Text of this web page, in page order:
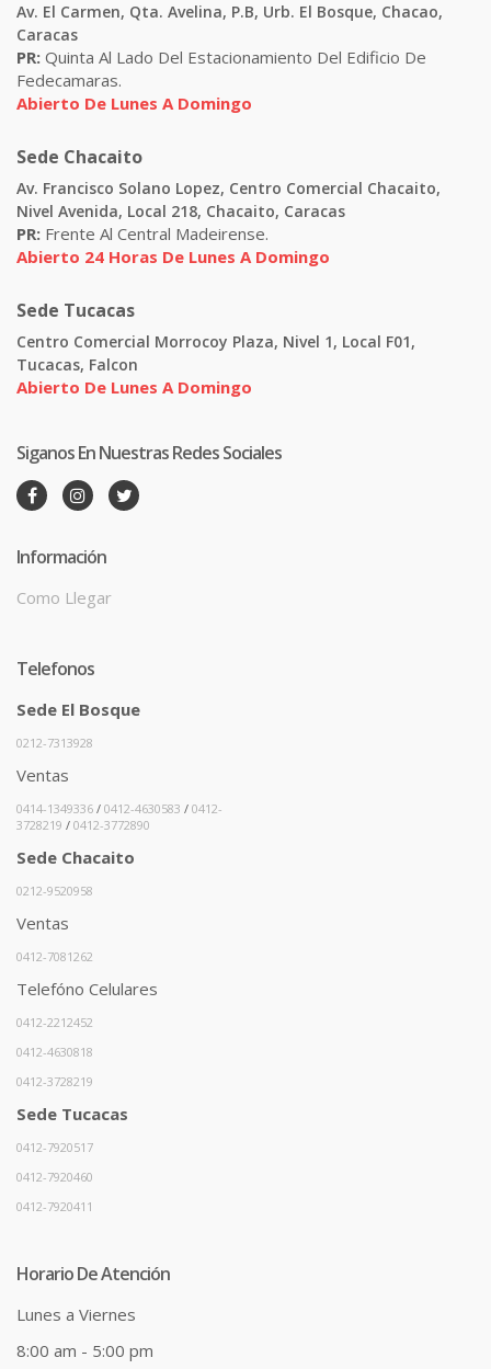
Av. El Carmen, Qta. Avelina, P.B, Urb. El Bosque, Chacao,
Caracas
PR: Quinta Al Lado Del Estacionamiento Del Edificio De
Fedecamaras.
Abierto De Lunes A Domingo
Sede Chacaito
Av. Francisco Solano Lopez, Centro Comercial Chacaito,
Nivel Avenida, Local 218, Chacaito, Caracas
PR: Frente Al Central Madeirense.
Abierto 24 Horas De Lunes A Domingo
Sede Tucacas
Centro Comercial Morrocoy Plaza, Nivel 1, Local F01,
Tucacas, Falcon
Abierto De Lunes A Domingo
Siganos En Nuestras Redes Sociales
Información
Como Llegar
Telefonos
Sede El Bosque
0212-7313928
Ventas
0414-1349336 / 0412-4630583 / 0412-
3728219 / 0412-3772890
Sede Chacaito
0212-9520958
Ventas
0412-7081262
Telefóno Celulares
0412-2212452
0412-4630818
0412-3728219
Sede Tucacas
0412-7920517
0412-7920460
0412-7920411
Horario De Atención
Lunes a Viernes
8:00 am - 5:00 pm